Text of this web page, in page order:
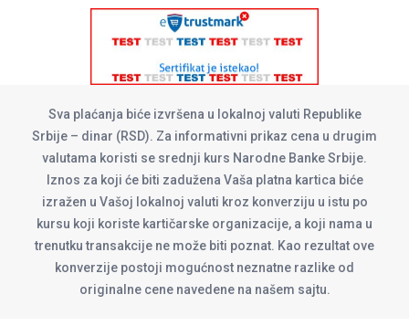
Sva plaćanja biće izvršena u lokalnoj valuti Republike
Srbije – dinar (RSD). Za informativni prikaz cena u drugim
valutama koristi se srednji kurs Narodne Banke Srbije.
Iznos za koji će biti zadužena Vaša platna kartica biće
izražen u Vašoj lokalnoj valuti kroz konverziju u istu po
kursu koji koriste kartičarske organizacije, a koji nama u
trenutku transakcije ne može biti poznat. Kao rezultat ove
konverzije postoji mogućnost neznatne razlike od
originalne cene navedene na našem sajtu.